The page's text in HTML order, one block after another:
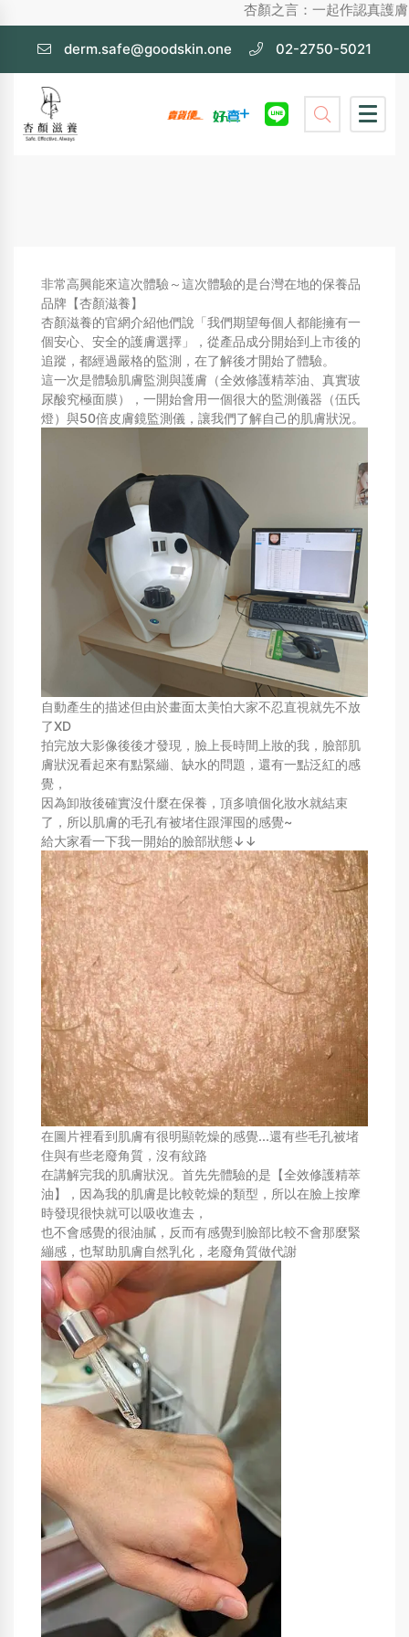
杏顏之言：一起作認真護
derm.safe@goodskin.one 02-2750-5021
非常高興能來這次體驗～這次體驗的是台灣在地的保養品
品牌【杏顏滋養】
杏顏滋養的官網介紹他們說「我們期望每個人都能擁有一
個安心、安全的護膚選擇」，從產品成分開始到上市後的
追蹤，都經過嚴格的監測，在了解後才開始了體驗。
這一次是體驗肌膚監測與護膚（全效修護精萃油、真實玻
尿酸究極面膜），一開始會用一個很大的監測儀器（伍氏
燈）與50倍皮膚鏡監測儀，讓我們了解自己的肌膚狀況。
自動產生的描述但由於畫面太美怕大家不忍直視就先不放
了XD
拍完放大影像後後才發現，臉上長時間上妝的我，臉部肌
膚狀況看起來有點緊繃、缺水的問題，還有一點泛紅的感
覺，
因為卸妝後確實沒什麼在保養，頂多噴個化妝水就結束
了，所以肌膚的毛孔有被堵住跟渾囤的感覺~
給大家看一下我一開始的臉部狀態↓↓
在圖片裡看到肌膚有很明顯乾燥的感覺...還有些毛孔被堵
住與有些老廢角質，沒有紋路
在講解完我的肌膚狀況。首先先體驗的是【全效修護精萃
油】，因為我的肌膚是比較乾燥的類型，所以在臉上按摩
時發現很快就可以吸收進去，
也不會感覺的很油膩，反而有感覺到臉部比較不會那麼緊
繃感，也幫助肌膚自然乳化，老廢角質做代謝